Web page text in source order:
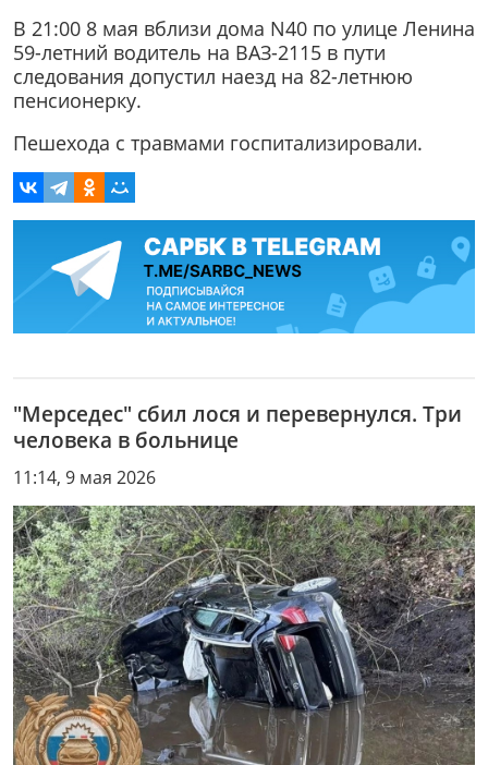
В 21:00 8 мая вблизи дома N40 по улице Ленина
59-летний водитель на ВАЗ-2115 в пути
следования допустил наезд на 82-летнюю
пенсионерку.
Пешехода с травмами госпитализировали.
"Мерседес" сбил лося и перевернулся. Три
человека в больнице
11:14, 9 мая 2026